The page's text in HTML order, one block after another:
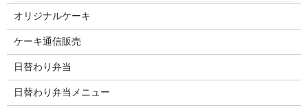
オリジナルケーキ
ケーキ通信販売
日替わり弁当
日替わり弁当メニュー